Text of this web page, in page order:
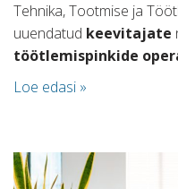
Tehnika, Tootmise ja
uuendatud keevitajate
töötlemispinkide
Loe edasi »